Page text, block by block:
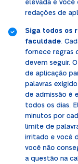
elevada e você
redações de
Siga todos os
faculdade.
fornece regras
devem seguir.
de aplicação
palavras
de admissão é
todos os dias.
minutos por
limite de
irritado e você
você não
a questão na